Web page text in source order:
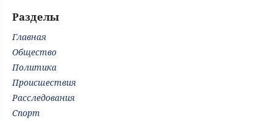
Разделы
Главная
Общество
Политика
Происшествия
Расследования
Спорт